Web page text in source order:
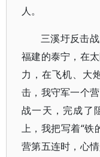
人。
三溪圩反击
福建的泰宁，在
力，在飞机、大
击，我守军一个
战一天，完成了
上，我把写着“铁
营第五连时，心